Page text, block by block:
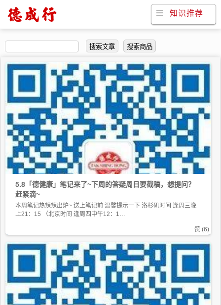
知识推荐
搜索文章 搜索商品
5.8「德健康」笔记来了~下周的答疑周日要截稿，想提问？
赶紧滴~
本周笔记热辣辣出炉~ 送上笔记前 温馨提示一下 洛杉矶时间 逢周三晚
上21：15 （北京时间 逢周四中午12：1…
赞 (6)
上一个 1 … 9